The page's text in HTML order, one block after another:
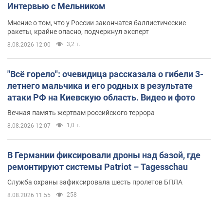
Интервью с Мельником
Мнение о том, что у России закончатся баллистические
ракеты, крайне опасно, подчеркнул эксперт
8.08.2026 12:00 3,2 т.
"Всё горело": очевидица рассказала о гибели 3-
летнего мальчика и его родных в результате
атаки РФ на Киевскую область. Видео и фото
Вечная память жертвам российского террора
8.08.2026 12:07 1,0 т.
В Германии фиксировали дроны над базой, где
ремонтируют системы Patriot – Tagesschau
Служба охраны зафиксировала шесть пролетов БПЛА
8.08.2026 11:55 258